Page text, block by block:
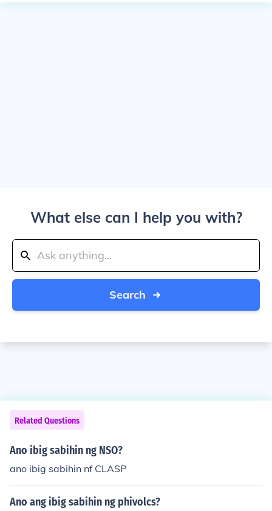
What else can I help you with?
Search
Related Questions
Ano ibig sabihin ng NSO?
ano ibig sabihin nf CLASP
Ano ang ibig sabihin ng phivolcs?